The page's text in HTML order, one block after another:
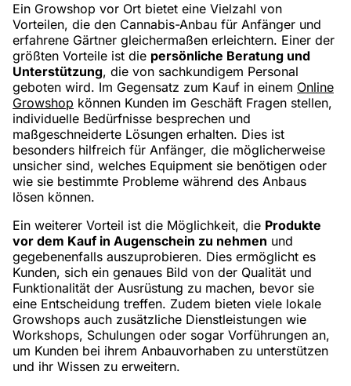
Ein Growshop vor Ort bietet eine Vielzahl von
Vorteilen, die den Cannabis-Anbau für Anfänger und
erfahrene Gärtner gleichermaßen erleichtern. Einer der
größten Vorteile ist die persönliche Beratung und
Unterstützung, die von sachkundigem Personal
geboten wird. Im Gegensatz zum Kauf in einem Online
Growshop können Kunden im Geschäft Fragen stellen,
individuelle Bedürfnisse besprechen und
maßgeschneiderte Lösungen erhalten. Dies ist
besonders hilfreich für Anfänger, die möglicherweise
unsicher sind, welches Equipment sie benötigen oder
wie sie bestimmte Probleme während des Anbaus
lösen können.
Ein weiterer Vorteil ist die Möglichkeit, die Produkte
vor dem Kauf in Augenschein zu nehmen und
gegebenenfalls auszuprobieren. Dies ermöglicht es
Kunden, sich ein genaues Bild von der Qualität und
Funktionalität der Ausrüstung zu machen, bevor sie
eine Entscheidung treffen. Zudem bieten viele lokale
Growshops auch zusätzliche Dienstleistungen wie
Workshops, Schulungen oder sogar Vorführungen an,
um Kunden bei ihrem Anbauvorhaben zu unterstützen
und ihr Wissen zu erweitern.